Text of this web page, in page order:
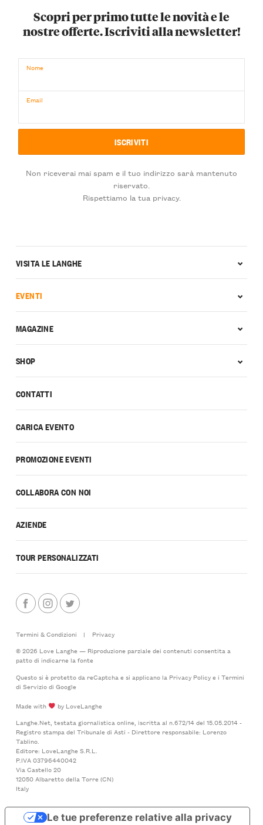
Scopri per primo tutte le novità e le
nostre offerte. Iscriviti alla newsletter!
Nome
Email
Non riceverai mai spam e il tuo indirizzo sarà mantenuto
riservato.
Rispettiamo la tua privacy.
CONTATTI
CARICA EVENTO
PROMOZIONE EVENTI
COLLABORA CON NOI
AZIENDE
TOUR PERSONALIZZATI
VISITA LE LANGHE
EVENTI
MAGAZINE
SHOP
Termini & Condizioni |
Privacy
© 2026 Love Langhe — Riproduzione parziale dei contenuti consentita a
patto di indicarne la fonte
Questo si è protetto da reCaptcha e si applicano la Privacy Policye i Termini
di Serviziodi Google
Made with
by LoveLanghe
Langhe.Net, testata giornalistica online, iscritta al n.672/14 del 15.05.2014 -
Registro stampa del Tribunale di Asti - Direttore responsabile: Lorenzo
Tablino.
Editore: LoveLanghe S.R.L.
P.IVA 03796440042
Via Castello 20
12050 Albaretto della Torre (CN)
Italy
Le tue preferenze relative alla privacy